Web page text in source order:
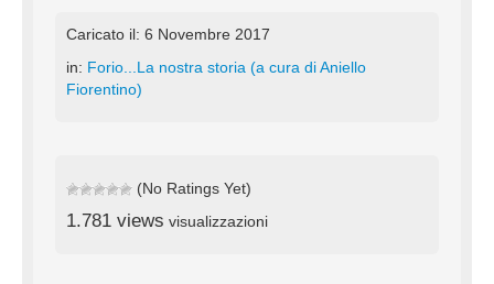
Caricato il: 6 Novembre 2017
in: Forio...La nostra storia (a cura di Aniello
Fiorentino)
(No Ratings Yet)
1.781 views visualizzazioni